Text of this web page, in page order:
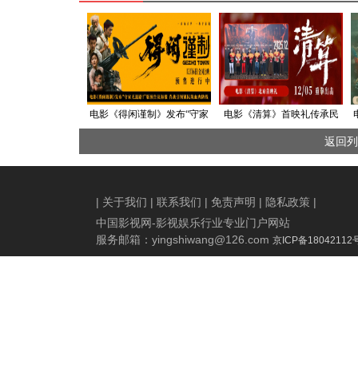
电影《得闲谨制》发布“守家
引领镇民筑血肉防线
电影《清算》首映礼传承民
族记忆 点燃全民“守卫家
国”时代共鸣
返回
| 关于我们 | 联系我们 | 免责声明 | 隐私政策 |
中国影视网-影视娱乐行业专业门户网站
服务邮箱： yingshiwang@126.com 京ICP备18042112